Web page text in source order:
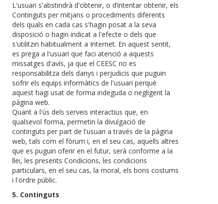
L'usuari s'abstindrà d'obtenir, o d’intentar obtenir, els
Continguts per mitjans o procediments diferents
dels quals en cada cas s'hagin posat a la seva
disposició o hagin indicat a l'efecte o dels que
s'utilitzin habitualment a Internet. En aquest sentit,
es prega a l'usuari que faci atenció a aquests
missatges d'avís, ja que el CEESC no es
responsabilitza dels danys i perjudicis que puguin
sofrir els equips informàtics de l'usuari perquè
aquest hagi usat de forma indeguda o negligent la
pàgina web.
Quant a l'ús dels serveis interactius que, en
qualsevol forma, permetin la divulgació de
continguts per part de l'usuari a través de la pàgina
web, tals com el fòrum i, en el seu cas, aquells altres
que es puguin oferir en el futur, serà conforme a la
llei, les presents Condicions, les condicions
particulars, en el seu cas, la moral, els bons costums
i l'ordre públic.
5. Continguts